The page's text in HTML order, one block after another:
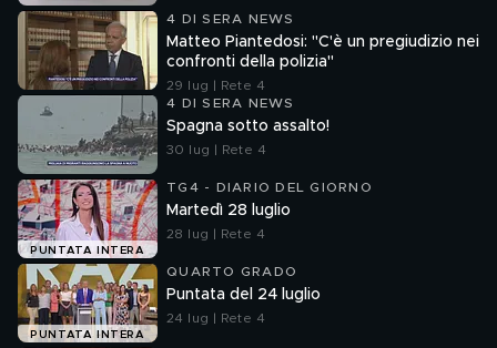
4 DI SERA NEWS
Matteo Piantedosi: "C'è un pregiudizio nei
confronti della polizia"
29 lug | Rete 4
4 DI SERA NEWS
Spagna sotto assalto!
30 lug | Rete 4
PUNTATA INTERA
TG4 - DIARIO DEL GIORNO
Martedì 28 luglio
28 lug | Rete 4
PUNTATA INTERA
QUARTO GRADO
Puntata del 24 luglio
24 lug | Rete 4